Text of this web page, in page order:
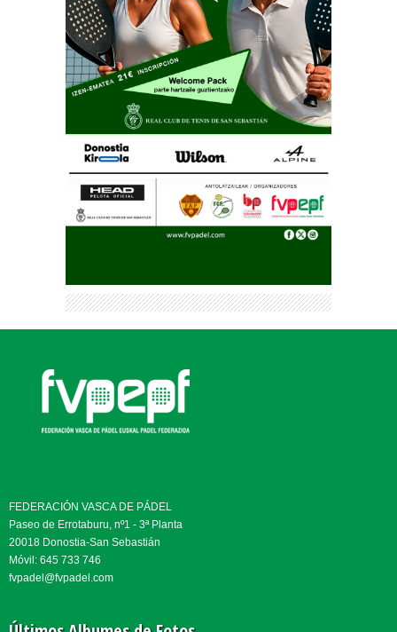
FEDERACIÓN VASCA DE PÁDEL
Paseo de Errotaburu, nº1 - 3ª Planta
20018 Donostia-San Sebastián
Móvil: 645 733 746
fvpadel@fvpadel.com